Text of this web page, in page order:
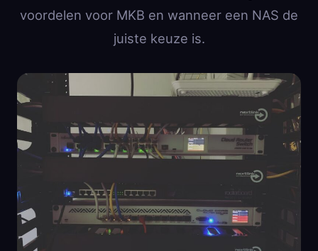
voordelen voor MKB en wanneer een NAS de
juiste keuze is.